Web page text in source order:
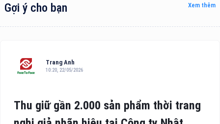
Gợi ý cho bạn Xem thêm
Trang Anh
10:20, 22/05/2026
Thu giữ gần 2.000 sản phẩm thời trang